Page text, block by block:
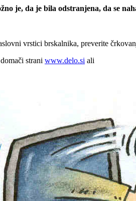
je, da je bila odstranjena, da se
vrstici brskalnika, preverite
strani www.delo.si ali